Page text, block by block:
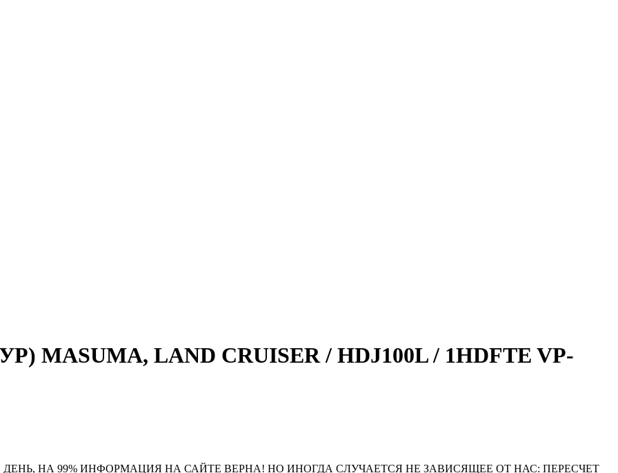
MASUMA, LAND CRUISER / HDJ100L / 1HDFTE VP-
НА 99% ИНФОРМАЦИЯ НА САЙТЕ ВЕРНА! НО ИНОГДА СЛУЧАЕТСЯ НЕ ЗАВИСЯЩЕЕ ОТ НАС: ПЕРЕСЧЕТ